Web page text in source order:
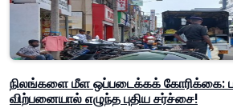
நிலங்களை மீள ஒப்படைக்கக் கோரிக்கை:
விற்பனையால் எழுந்த புதிய சர்ச்சை!